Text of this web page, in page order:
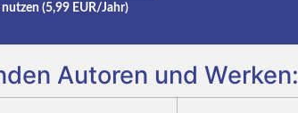
(5,99 EUR/Jahr)
Autoren und Werken: